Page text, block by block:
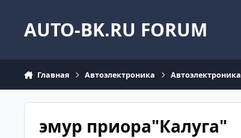
AUTO-BK.RU FORUM
Главная Автоэлектроника Автоэлектроника
эмур приора"Калуга"